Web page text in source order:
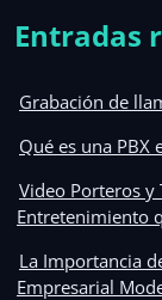
Entradas
Grabación de
Qué es una
Video Porteros y
Entretenimiento
La Importancia
Empresarial